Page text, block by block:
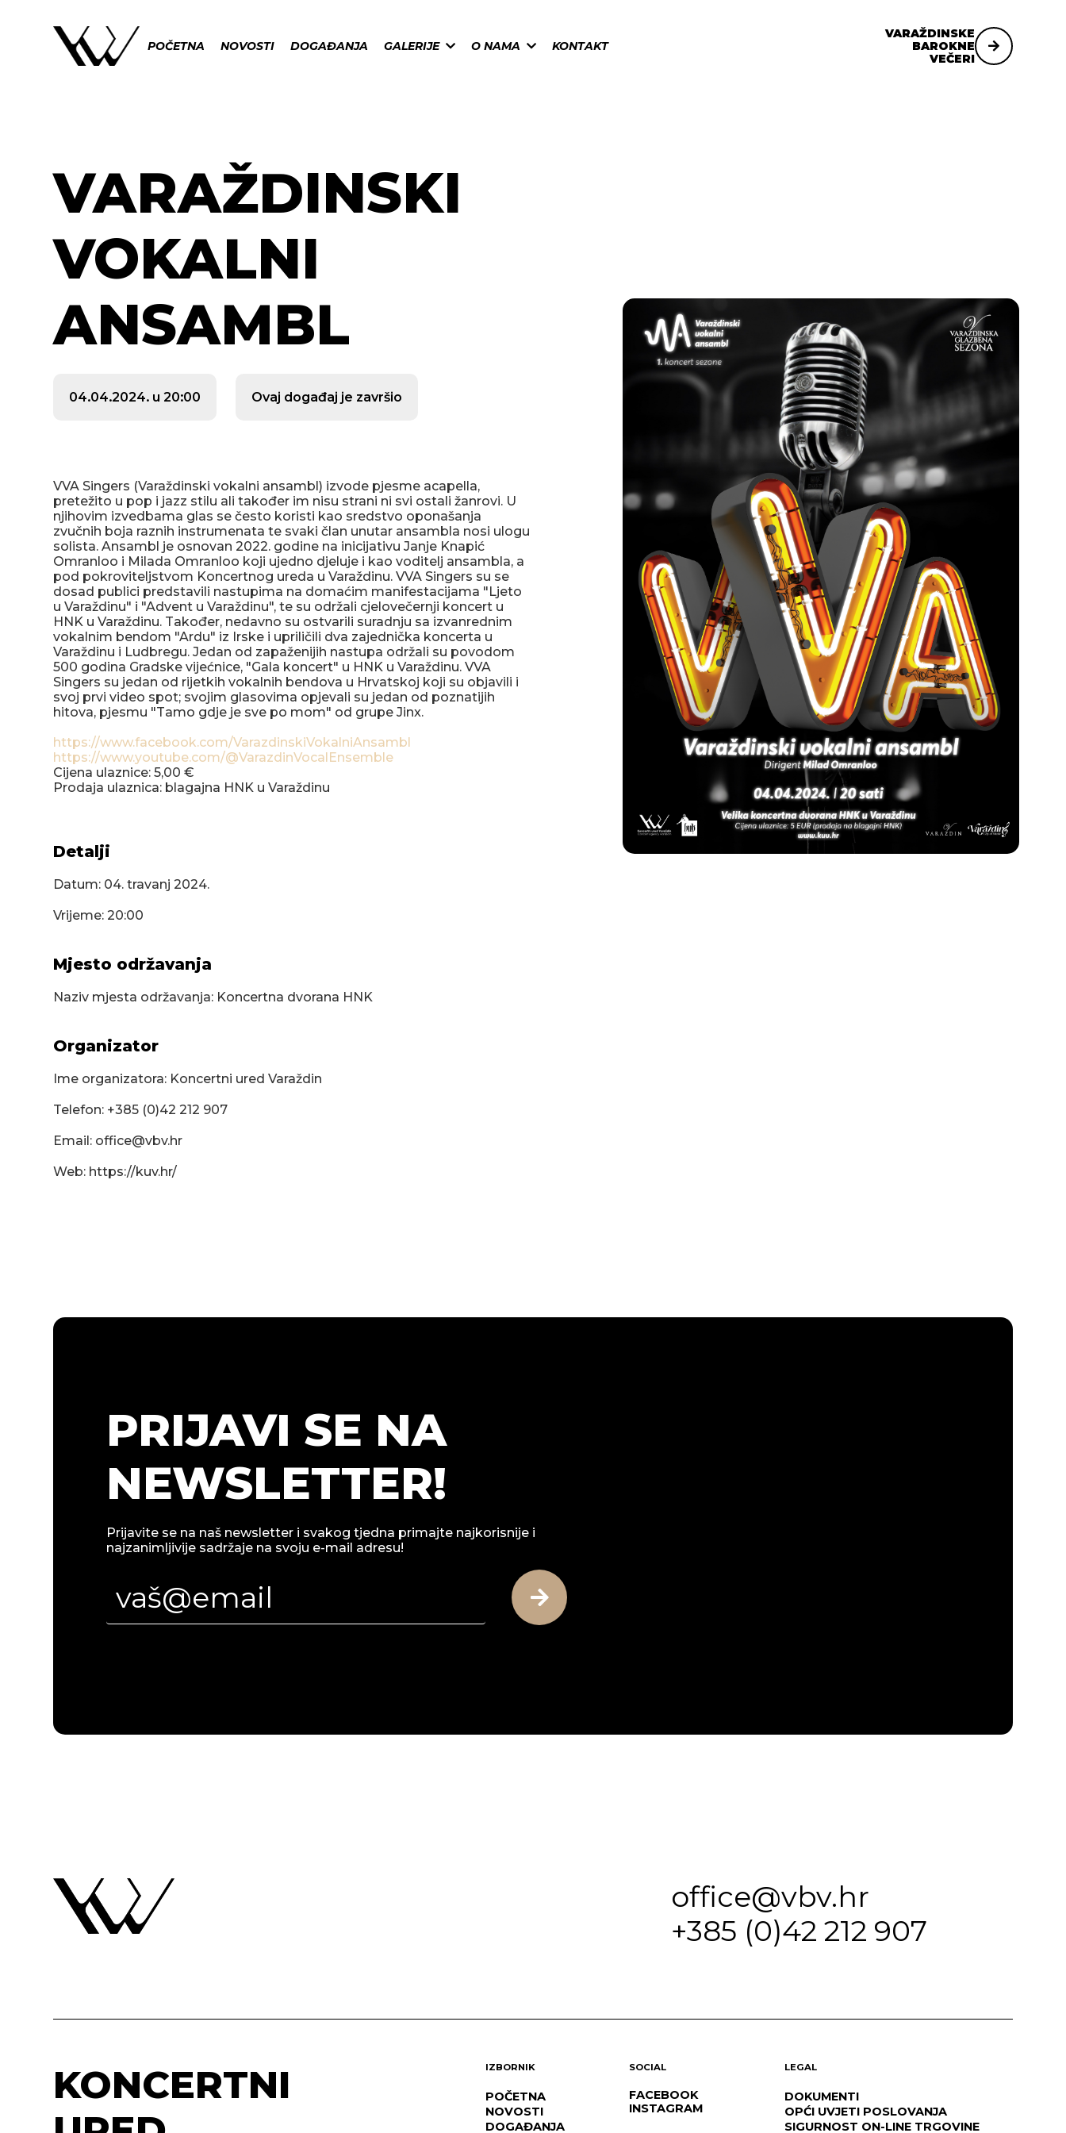
POČETNA NOVOSTI DOGAĐANJA GALERIJE O NAMA KONTAKT
VARAŽDINSKE
BAROKNE
VEČERI
VARAŽDINSKI
VOKALNI
ANSAMBL
04.04.2024. u 20:00 Ovaj događaj je završio
VVA Singers (Varaždinski vokalni ansambl) izvode pjesme acapella,
pretežito u pop i jazz stilu ali također im nisu strani ni svi ostali žanrovi. U
njihovim izvedbama glas se često koristi kao sredstvo oponašanja
zvučnih boja raznih instrumenata te svaki član unutar ansambla nosi ulogu
solista. Ansambl je osnovan 2022. godine na inicijativu Janje Knapić
Omranloo i Milada Omranloo koji ujedno djeluje i kao voditelj ansambla, a
pod pokroviteljstvom Koncertnog ureda u Varaždinu. VVA Singers su se
dosad publici predstavili nastupima na domaćim manifestacijama "Ljeto
u Varaždinu" i "Advent u Varaždinu", te su održali cjelovečernji koncert u
HNK u Varaždinu. Također, nedavno su ostvarili suradnju sa izvanrednim
vokalnim bendom "Ardu" iz Irske i upriličili dva zajednička koncerta u
Varaždinu i Ludbregu. Jedan od zapaženijih nastupa održali su povodom
500 godina Gradske vijećnice, "Gala koncert" u HNK u Varaždinu. VVA
Singers su jedan od rijetkih vokalnih bendova u Hrvatskoj koji su objavili i
svoj prvi video spot; svojim glasovima opjevali su jedan od poznatijih
hitova, pjesmu "Tamo gdje je sve po mom" od grupe Jinx.
https://www.facebook.com/VarazdinskiVokalniAnsambl
https://www.youtube.com/@VarazdinVocalEnsemble
Cijena ulaznice: 5,00 €
Prodaja ulaznica: blagajna HNK u Varaždinu
Detalji
Datum: 04. travanj 2024.
Vrijeme: 20:00
Mjesto održavanja
Naziv mjesta održavanja: Koncertna dvorana HNK
Organizator
Ime organizatora: Koncertni ured Varaždin
Telefon: +385 (0)42 212 907
Email: office@vbv.hr
Web: https://kuv.hr/
PRIJAVI SE NA
NEWSLETTER!
Prijavite se na naš newsletter i svakog tjedna primajte najkorisnije i
najzanimljivije sadržaje na svoju e-mail adresu!
office@vbv.hr
+385 (0)42 212 907
KONCERTNI
IZBORNIK
POČETNA
NOVOSTI
DOGAĐANJA
SOCIAL
FACEBOOK
INSTAGRAM
LEGAL
DOKUMENTI
OPĆI UVJETI POSLOVANJA
SIGURNOST ON-LINE TRGOVINE